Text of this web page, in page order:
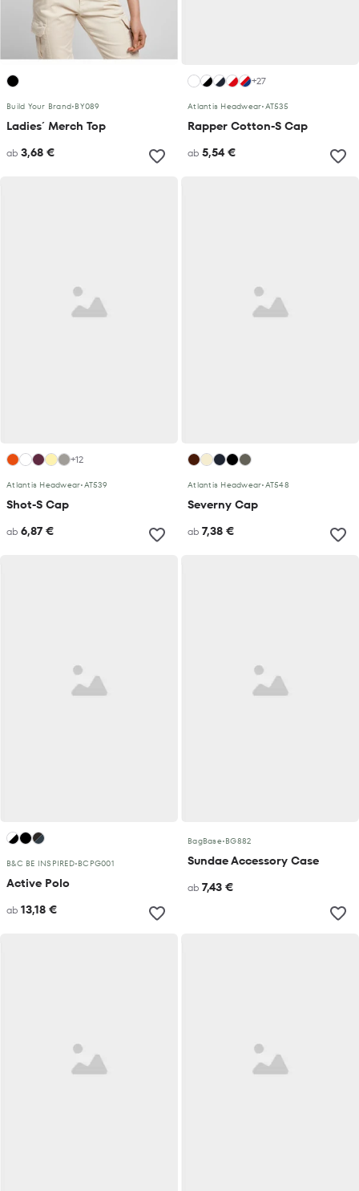
Build Your Brand•BY089
Ladies´ Merch Top
ab 3,68 €
+27
Atlantis Headwear•AT535
Rapper Cotton-S Cap
ab 5,54 €
+12
Atlantis Headwear•AT539
Shot-S Cap
ab 6,87 €
Atlantis Headwear•AT548
Severny Cap
ab 7,38 €
B&C BE INSPIRED•BCPG001
Active Polo
ab 13,18 €
BagBase•BG882
Sundae Accessory Case
ab 7,43 €